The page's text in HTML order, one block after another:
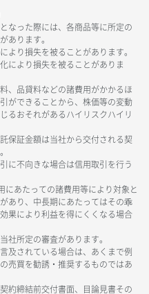
なった際には、各商品等に所定の
あります。
より損失を被ることがあります。
により損失を被ることがありま
、品貸料などの諸費用がかかるほ
ができることから、株価等の変動
るおそれがあるハイリスクハイリ
保証金額は当社から交付される契
に不向きな場合は信用取引を行う
にあたっての諸費用等により対象と
あり、中長期にあたってはその乖
果により利益を得にくくなる場合
社所定の審査があります。
及されている場合は、あくまで例
売買を勧誘・推奨するものではあ
約締結前交付書面、目論見書その